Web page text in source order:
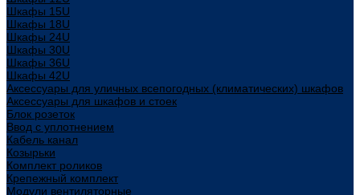
Шкафы 15U
Шкафы 18U
Шкафы 24U
Шкафы 30U
Шкафы 36U
Шкафы 42U
Аксессуары для уличных всепогодных (климатических) шкафов
Аксессуары для шкафов и стоек
Блок розеток
Ввод с уплотнением
Кабель канал
Козырьки
Комплект роликов
Крепежный комплект
Модули вентиляторные